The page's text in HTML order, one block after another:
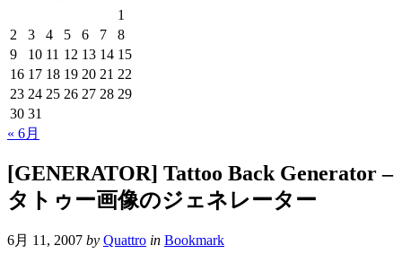
1
2
3 4 5 6 7
8
9
10 11 12 13 14 15
16 17 18 19 20 21 22
23 24 25 26 27 28 29
30 31
« 6月
[GENERATOR] Tattoo Back Generator –
タトゥー画像のジェネレーター
6月 11, 2007 by Quattro in Bookmark